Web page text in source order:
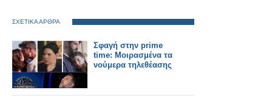
ΣΧΕΤΙΚΑ ΑΡΘΡΑ
Σφαγή στην prime
time: Μοιρασμένα τα
νούμερα τηλεθέασης